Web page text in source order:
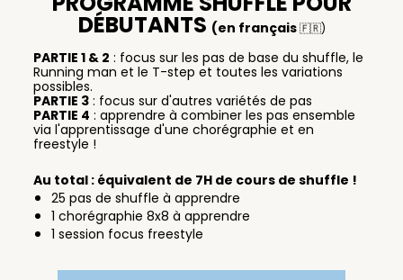
DÉBUTANTS (en français🇫🇷)
PARTIE 1 & 2 : focus sur les pas de base du shuffle, le
Running man et le T-step et toutes les variations
possibles.
PARTIE 3: focus sur d'autres variétés de pas
PARTIE 4 : apprendre à combiner les pas ensemble
via l'apprentissage d'une chorégraphie et en
freestyle !
Au total : équivalent de 7H de cours de shuffle !
25 pas de shuffle à apprendre
1 chorégraphie 8x8 à apprendre
1 session focus freestyle